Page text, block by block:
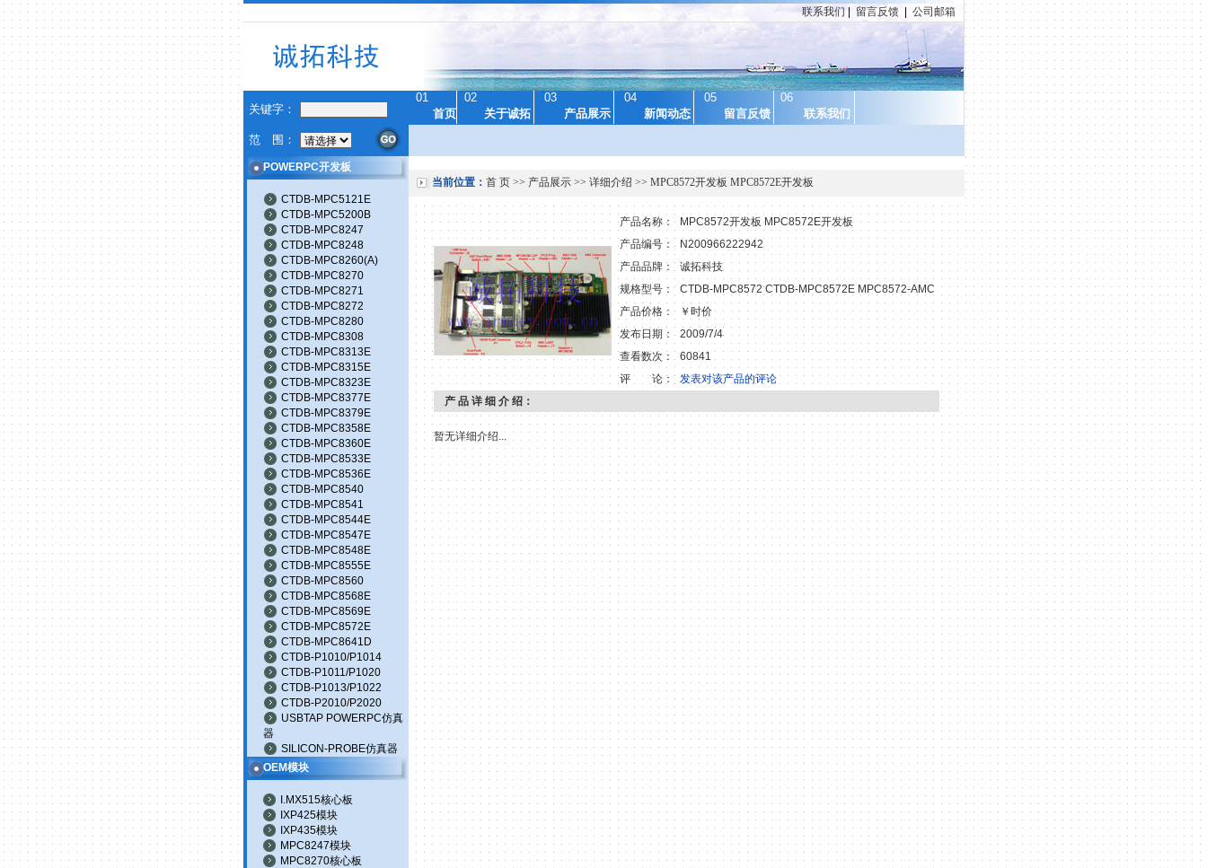
联系我们| 留言反馈 公司邮箱
关键字：
范 围：
01 02 03 04 05
06
首页
关于诚拓 产品展示 新闻动态 留言反馈 联系我们
POWERPC开发板
CTDB-MPC5121E
CTDB-MPC5200B
CTDB-MPC8247
CTDB-MPC8248
CTDB-MPC8260(A)
CTDB-MPC8270
CTDB-MPC8271
CTDB-MPC8272
CTDB-MPC8280
CTDB-MPC8308
CTDB-MPC8313E
CTDB-MPC8315E
CTDB-MPC8323E
CTDB-MPC8377E
CTDB-MPC8379E
CTDB-MPC8358E
CTDB-MPC8360E
CTDB-MPC8533E
CTDB-MPC8536E
CTDB-MPC8540
CTDB-MPC8541
CTDB-MPC8544E
CTDB-MPC8547E
CTDB-MPC8548E
CTDB-MPC8555E
CTDB-MPC8560
CTDB-MPC8568E
CTDB-MPC8569E
CTDB-MPC8572E
CTDB-MPC8641D
CTDB-P1010/P1014
CTDB-P1011/P1020
CTDB-P1013/P1022
CTDB-P2010/P2020
USBTAP POWERPC仿真
器
SILICON-PROBE仿真器
OEM模块
I.MX515核心板
IXP425模块
IXP435模块
MPC8247模块
MPC8270核心板
当前位置： 首 页>> 产品展示>> 详细介绍 >> MPC8572开发板 MPC8572E开发板
产品名称：
MPC8572开发板 MPC8572E开发板
产品编号：
N200966222942
产品品牌：
诚拓科技
规格型号：
CTDB-MPC8572 CTDB-MPC8572E MPC8572-AMC
产品价格：
￥时价
发布日期：
2009/7/4
查看数次：
60841
评 论：
发表对该产品的评论
产 品 详 细 介 绍：
暂无详细介绍...